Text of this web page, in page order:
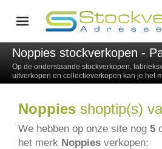
Noppies stockverkopen -
Op de onderstaande stockverkopen,
uitverkopen en collectieverkopen kan je het
Noppies shoptip(s)
We hebben op onze site nog 5
het merk Noppies verkopen: